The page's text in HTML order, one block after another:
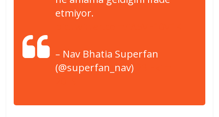
etmiyor.
– Nav Bhatia Superfan
(@superfan_nav)